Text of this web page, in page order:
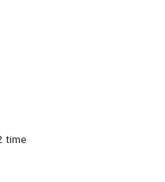
time